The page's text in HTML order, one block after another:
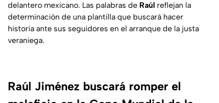
delantero mexicano. Las palabras de Raúl reflejan la
determinación de una plantilla que buscará hacer
historia ante sus seguidores en el arranque de la justa
veraniega.
Raúl Jiménez buscará romper el